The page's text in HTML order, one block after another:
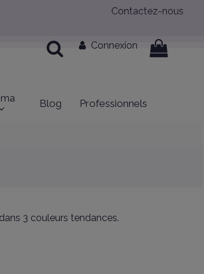
Contactez-nous
Connexion
Blog Professionnels
3 couleurs tendances.